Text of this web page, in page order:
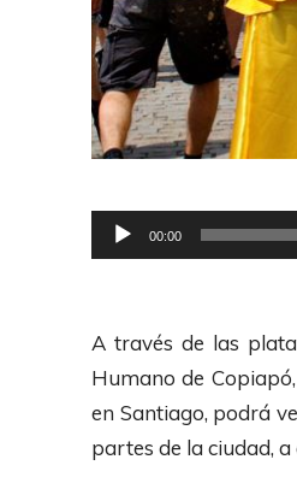
e
r
o
00:00
A través de las
Humano de
en Santiago, podrá
partes de la ciudad,